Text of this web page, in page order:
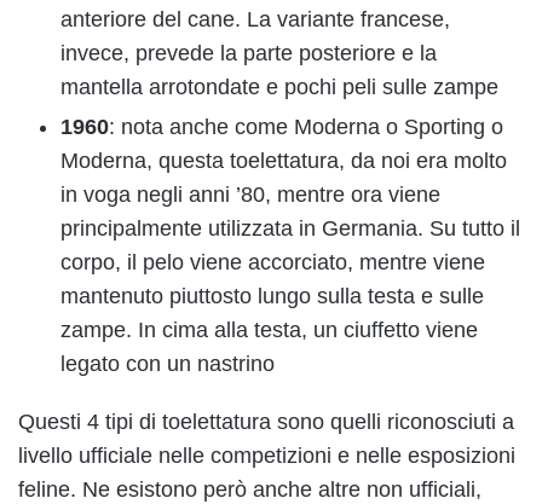
anteriore del cane. La variante francese,
invece, prevede la parte posteriore e la
mantella arrotondate e pochi peli sulle zampe
1960: nota anche come Moderna o Sporting o
Moderna, questa toelettatura, da noi era molto
in voga negli anni ’80, mentre ora viene
principalmente utilizzata in Germania. Su tutto il
corpo, il pelo viene accorciato, mentre viene
mantenuto piuttosto lungo sulla testa e sulle
zampe. In cima alla testa, un ciuffetto viene
legato con un nastrino
Questi 4 tipi di toelettatura sono quelli riconosciuti a
livello ufficiale nelle competizioni e nelle esposizioni
feline. Ne esistono però anche altre non ufficiali,